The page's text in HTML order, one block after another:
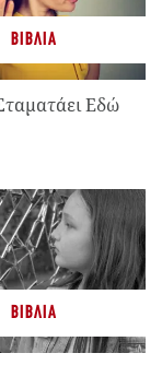
ΒΙΒΛΊΑ
Εδώ
ΒΙΒΛΊΑ